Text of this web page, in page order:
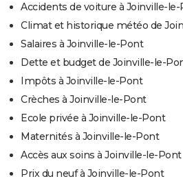
Accidents de voiture à Joinville-
Climat et historique météo de
Salaires à Joinville-le-Pont
Dette et budget de Joinville-le-
Impôts à Joinville-le-Pont
Crèches à Joinville-le-Pont
Ecole privée à Joinville-le-Pont
Maternités à Joinville-le-Pont
Accès aux soins à Joinville-le-Pont
Prix du neuf à Joinville-le-Pont